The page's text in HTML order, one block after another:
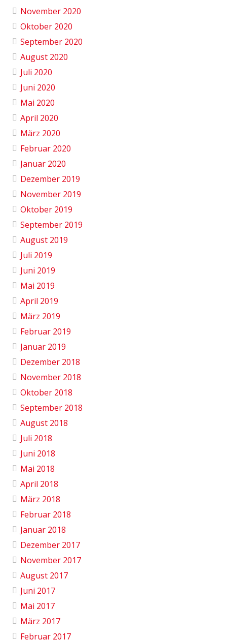
November 2020
Oktober 2020
September 2020
August 2020
Juli 2020
Juni 2020
Mai 2020
April 2020
März 2020
Februar 2020
Januar 2020
Dezember 2019
November 2019
Oktober 2019
September 2019
August 2019
Juli 2019
Juni 2019
Mai 2019
April 2019
März 2019
Februar 2019
Januar 2019
Dezember 2018
November 2018
Oktober 2018
September 2018
August 2018
Juli 2018
Juni 2018
Mai 2018
April 2018
März 2018
Februar 2018
Januar 2018
Dezember 2017
November 2017
August 2017
Juni 2017
Mai 2017
März 2017
Februar 2017